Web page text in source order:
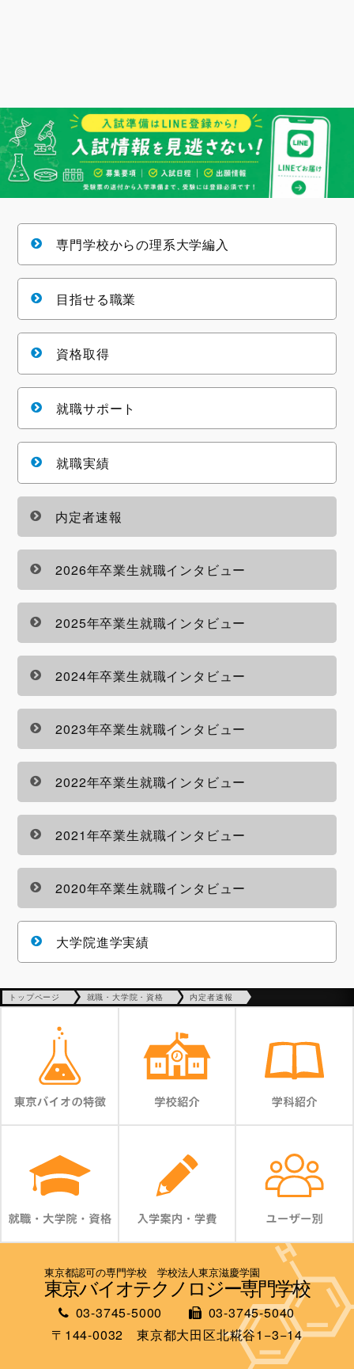
専門学校からの理系大学編入
目指せる職業
資格取得
就職サポート
就職実績
内定者速報
2026年卒業生就職インタビュー
2025年卒業生就職インタビュー
2024年卒業生就職インタビュー
2023年卒業生就職インタビュー
2022年卒業生就職インタビュー
2021年卒業生就職インタビュー
2020年卒業生就職インタビュー
大学院進学実績
トップページ 就職・大学院・資格 内定者速報
東京都認可の専門学校 学校法人東京滋慶学園
東京バイオテクノロジー専門学校
03-3745-5000
03-3745-5040
〒144-0032 東京都大田区北糀谷1−3−14